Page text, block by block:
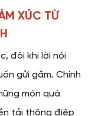
XÚC TỪ
đôi khi lời nói
gửi gắm. Chính
món quà
tải thông điệp